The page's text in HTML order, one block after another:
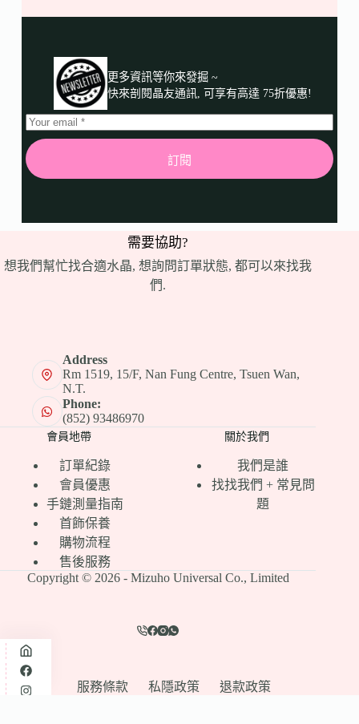
更多資訊等你來發掘 ~
快來剖閱晶友通訊, 可享有高達 75折優惠!
訂閱
需要協助?
想我們幫忙找合適水晶, 想詢問訂單狀態, 都可以來找我
們.
Address
Rm 1519, 15/F, Nan Fung Centre, Tsuen Wan,
N.T.
Phone:
(852) 93486970
會員地帶
訂單紀錄
會員優惠
手鏈測量指南
首飾保養
購物流程
售後服務
關於我們
我們是誰
找找我們 + 常見問
題
Copyright © 2026 - Mizuho Universal Co., Limited
服務條款 私隱政策 退款政策